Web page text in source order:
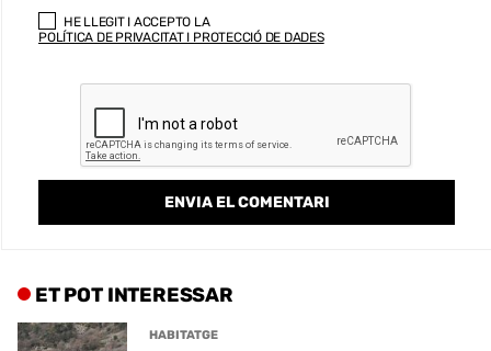
HE LLEGIT I ACCEPTO LA
POLÍTICA DE PRIVACITAT I PROTECCIÓ DE DADES
ET POT INTERESSAR
HABITATGE